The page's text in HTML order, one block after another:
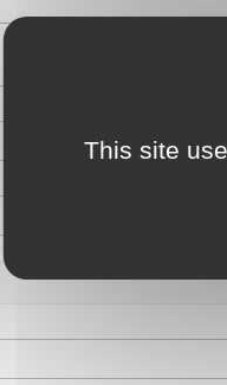
This site